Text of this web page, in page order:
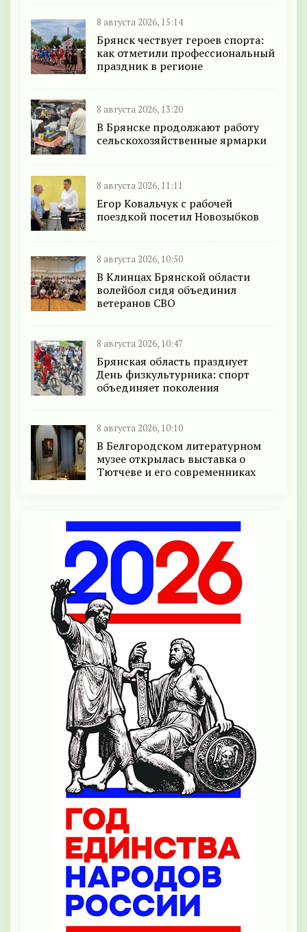
8 августа 2026, 15:14
Брянск чествует героев спорта:
как отметили профессиональный
праздник в регионе
8 августа 2026, 13:20
В Брянске продолжают работу
сельскохозяйственные ярмарки
8 августа 2026, 11:11
Егор Ковальчук с рабочей
поездкой посетил Новозыбков
8 августа 2026, 10:50
В Клинцах Брянской области
волейбол сидя объединил
ветеранов СВО
8 августа 2026, 10:47
Брянская область празднует
День физкультурника: спорт
объединяет поколения
8 августа 2026, 10:10
В Белгородском литературном
музее открылась выставка о
Тютчеве и его современниках